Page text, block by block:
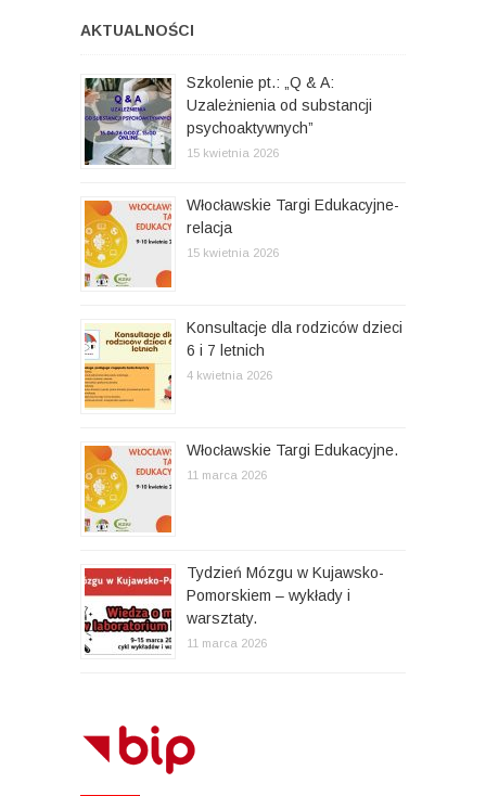
AKTUALNOŚCI
Szkolenie pt.: „Q & A:
Uzależnienia od substancji
psychoaktywnych”
15 kwietnia 2026
Włocławskie Targi Edukacyjne-
relacja
15 kwietnia 2026
Konsultacje dla rodziców dzieci
6 i 7 letnich
4 kwietnia 2026
Włocławskie Targi Edukacyjne.
11 marca 2026
Tydzień Mózgu w Kujawsko-
Pomorskiem – wykłady i
warsztaty.
11 marca 2026